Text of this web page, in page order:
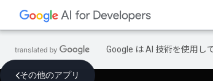
Google は AI 技術を使用し
その他のアプリ